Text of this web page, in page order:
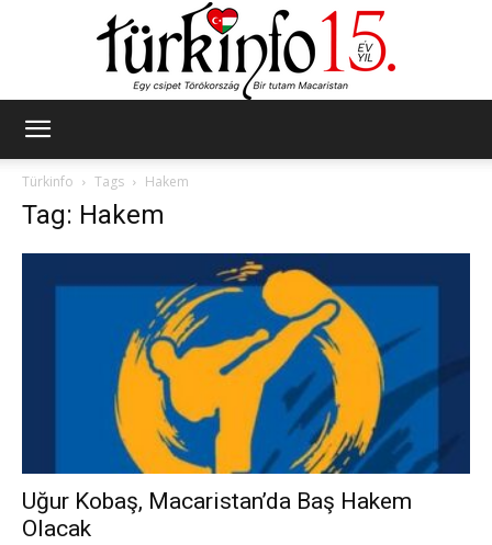
Türkinfo
Tags Hakem
Tag: Hakem
Uğur Kobaş, Macaristan’da Baş Hakem
Olacak